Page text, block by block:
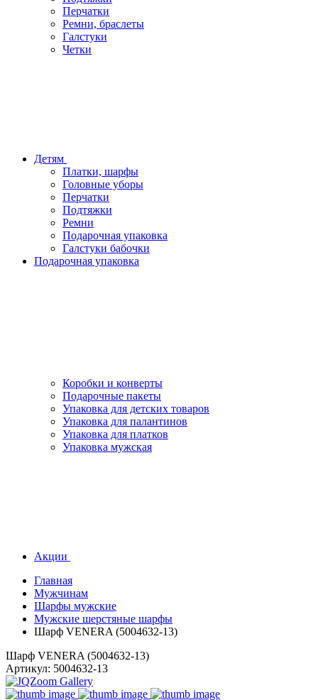
Перчатки
Ремни, браслеты
Галстуки
Четки
Детям
Платки, шарфы
Головные уборы
Перчатки
Подтяжки
Ремни
Подарочная упаковка
Галстуки бабочки
Подарочная упаковка
Коробки и конверты
Подарочные пакеты
Упаковка для детских товаров
Упаковка для палантинов
Упаковка для платков
Упаковка мужская
Акции
Главная
Мужчинам
Шарфы мужские
Мужские шерстяные шарфы
Шарф VENERA (5004632-13)
Шарф VENERA (5004632-13)
Артикул: 5004632-13